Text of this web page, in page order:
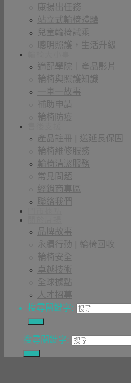
康揚出任務
站立式輪椅體驗
兒童輪椅試乘
聰明照護，生活升級
適配學院｜產品影片
輪椅與照護知識
一車一故事
補助申請
輪椅防疫
產品註冊 | 送延長保固
輪椅維修服務
輪椅清潔服務
常見問題
經銷商專區
聯絡我們
品牌故事
永續行動 | 輪椅回收
輪椅安全
卓越技術
全球據點
人才招募
搜尋關鍵字:
搜尋關鍵字: